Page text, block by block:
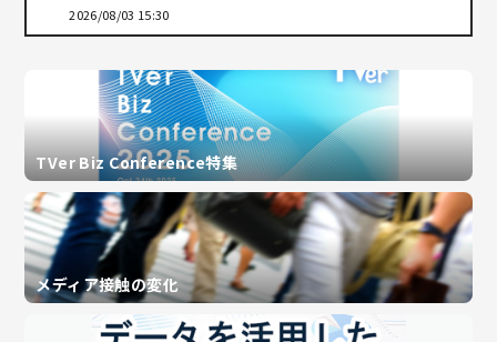
2026/08/03 15:30
TVer Biz Conference特集
メディア接触の変化